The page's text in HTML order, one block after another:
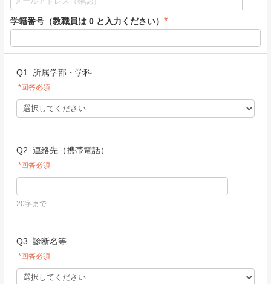
学籍番号（教職員は 0 と入力ください） *
Q1. 所属学部・学科
*回答必須
Q2. 連絡先（携帯電話）
*回答必須
20字まで
Q3. 診断名等
*回答必須